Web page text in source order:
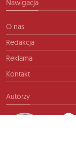
Nawigacja
O nas
Redakcja
Reklama
Kontakt
Autorzy